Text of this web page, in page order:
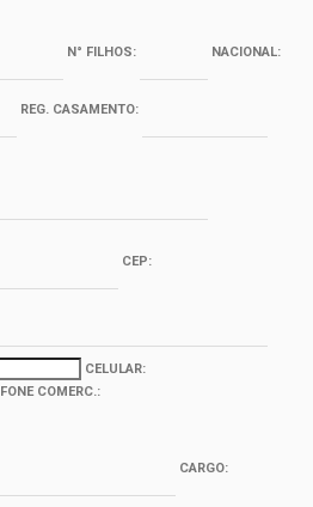
N° FILHOS: NACIONAL:
REG. CASAMENTO:
CEP:
CELULAR:
FONE COMERC.:
CARGO: